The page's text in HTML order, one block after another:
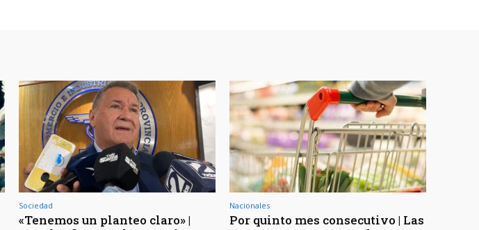
Sociedad
«Tenemos un planteo claro» |
Nacionales
Por quinto mes consecutivo | Las